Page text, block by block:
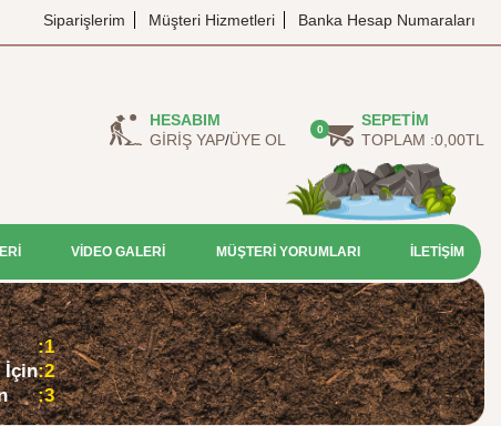
Siparişlerim Müşteri Hizmetleri Banka Hesap Numaraları
HESABIM
GIRIŞ YAP/ÜYE OL
0
SEPETIM
TOPLAM :0,00TL
VİDEO GALERİ MÜŞTERİ YORUMLARI İLETİŞİM
İçin
:1
:2
:3